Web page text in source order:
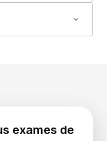
exames de